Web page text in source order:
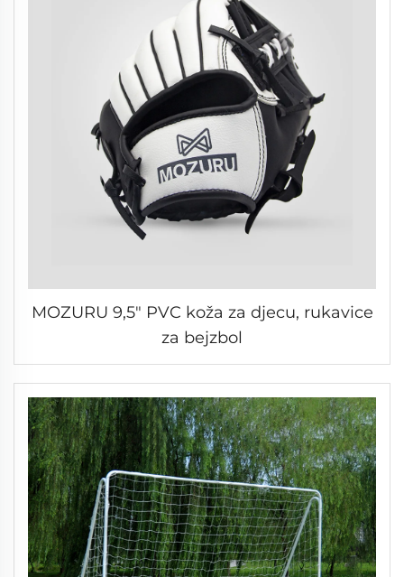
MOZURU 9,5" PVC koža za djecu, rukavice
za bejzbol